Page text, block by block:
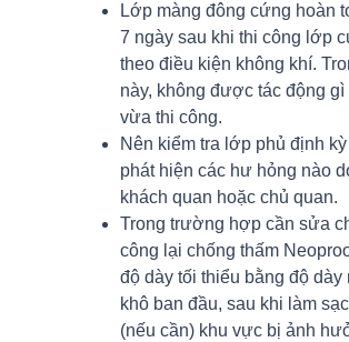
Lớp màng đông cứng hoàn
7 ngày sau khi thi công lớp
theo điều kiện không khí.
này, không được tác động
vừa thi công.
Nên kiểm tra lớp phủ định
phát hiện các hư hỏng nào
khách quan hoặc chủ quan.
Trong trường hợp cần sửa
công lại chống thấm
độ dày tối thiểu bằng độ dày
khô ban đầu, sau khi làm
(nếu cần) khu vực bị ảnh